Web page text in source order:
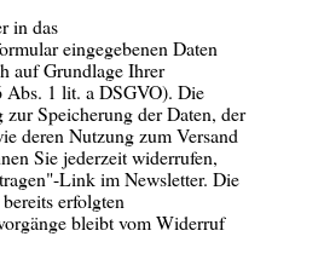
in das
eingegebenen Daten
auf Grundlage Ihrer
1 lit. a DSGVO). Die
Speicherung der Daten, der
deren Nutzung zum Versand
Sie jederzeit widerrufen,
Link im Newsletter. Die
erfolgten
bleibt vom Widerruf